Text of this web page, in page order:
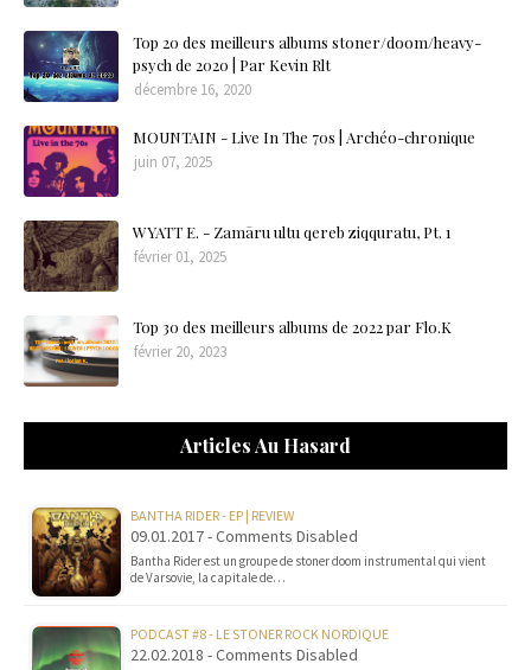
Top 20 des meilleurs albums stoner/doom/heavy-
psych de 2020 | Par Kevin Rlt
décembre 16, 2020
MOUNTAIN - Live In The 70s | Archéo-chronique
juin 07, 2025
WYATT E. - Zamāru ultu qereb ziqquratu, Pt. 1
février 01, 2025
Top 30 des meilleurs albums de 2022 par Flo.K
février 20, 2023
Articles Au Hasard
BANTHA RIDER - EP | REVIEW
09.01.2017 - Comments Disabled
Bantha Rider est un groupe de stoner doom instrumental qui vient
de Varsovie, la capitale de…
PODCAST #8 - LE STONER ROCK NORDIQUE
22.02.2018 - Comments Disabled